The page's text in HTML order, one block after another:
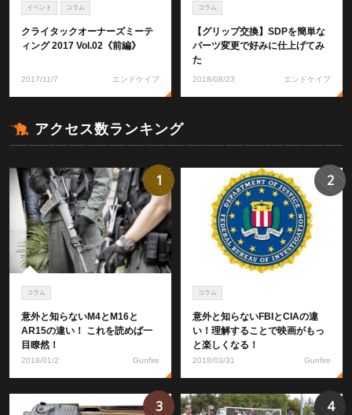
イベント コラム
クライタックオーナーズミーテ
ィング 2017 Vol.02《前編》
2017/11/7 エンドケイプ
コラム
【グリップ交換】SDPを簡単な
パーツ変更で好みに仕上げてみ
た
2018/08/23 エンドケイプ
アクセス数ランキング
コラム
意外と知らないM4とM16と
AR15の違い！ これを読めば一
目瞭然！
2018/01/2 Gunfire
1
コラム
意外と知らないFBIとCIAの違
い！理解することで映画がもっ
と楽しくなる！
2018/03/31 Gunfire
2
3 4